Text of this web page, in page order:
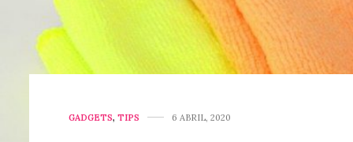
GADGETS, TIPS 6 ABRIL, 2020